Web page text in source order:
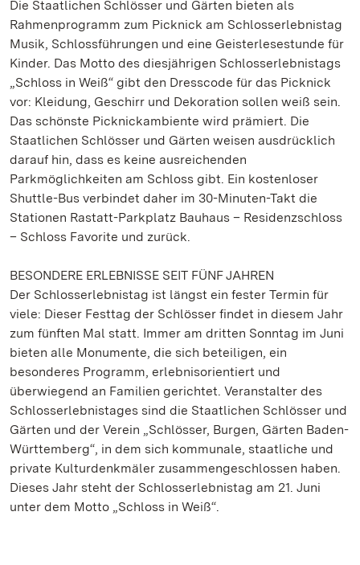
Die Staatlichen Schlösser und Gärten bieten als
Rahmenprogramm zum Picknick am Schlosserlebnistag
Musik, Schlossführungen und eine Geisterlesestunde für
Kinder. Das Motto des diesjährigen Schlosserlebnistags
„Schloss in Weiß“ gibt den Dresscode für das Picknick
vor: Kleidung, Geschirr und Dekoration sollen weiß sein.
Das schönste Picknickambiente wird prämiert. Die
Staatlichen Schlösser und Gärten weisen ausdrücklich
darauf hin, dass es keine ausreichenden
Parkmöglichkeiten am Schloss gibt. Ein kostenloser
Shuttle-Bus verbindet daher im 30-Minuten-Takt die
Stationen Rastatt-Parkplatz Bauhaus – Residenzschloss
– Schloss Favorite und zurück.
BESONDERE ERLEBNISSE SEIT FÜNF JAHREN
Der Schlosserlebnistag ist längst ein fester Termin für
viele: Dieser Festtag der Schlösser findet in diesem Jahr
zum fünften Mal statt. Immer am dritten Sonntag im Juni
bieten alle Monumente, die sich beteiligen, ein
besonderes Programm, erlebnisorientiert und
überwiegend an Familien gerichtet. Veranstalter des
Schlosserlebnistages sind die Staatlichen Schlösser und
Gärten und der Verein „Schlösser, Burgen, Gärten Baden-
Württemberg“, in dem sich kommunale, staatliche und
private Kulturdenkmäler zusammengeschlossen haben.
Dieses Jahr steht der Schlosserlebnistag am 21. Juni
unter dem Motto „Schloss in Weiß“.